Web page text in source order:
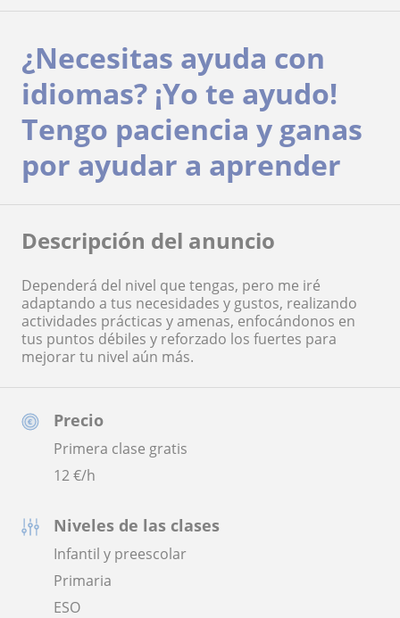
Precio
Primera clase gratis
12€/h
Niveles de las clases
Infantil y preescolar
Primaria
ESO
¿Necesitas ayuda con
idiomas? ¡Yo te ayudo!
Tengo paciencia y ganas
por ayudar a aprender
Descripción del anuncio
Dependerá del nivel que tengas, pero me iré
adaptando a tus necesidades y gustos, realizando
actividades prácticas y amenas, enfocándonos en
tus puntos débiles y reforzado los fuertes para
mejorar tu nivel aún más.